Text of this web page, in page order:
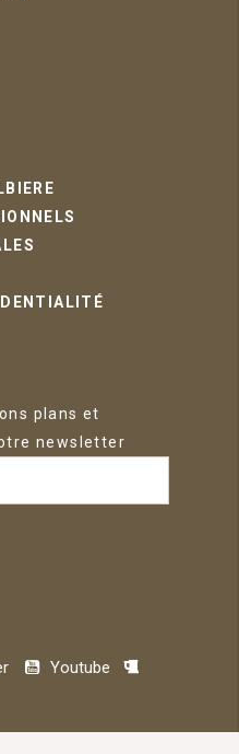
plans et
newsletter
Youtube